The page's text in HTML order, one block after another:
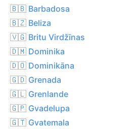
🇧🇧 Barbadosa
🇧🇿 Beliza
🇻🇬 Britu Virdžīnas
🇩🇲 Dominika
🇩🇴 Dominikāna
🇬🇩 Grenada
🇬🇱 Grenlande
🇬🇵 Gvadelupa
🇬🇹 Gvatemala